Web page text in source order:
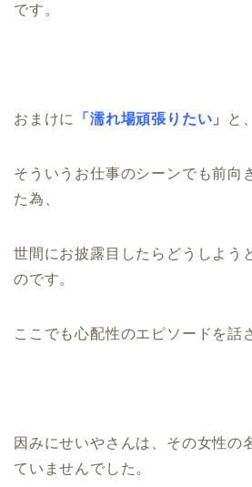
です。
おまけに 「濡れ場頑張りたい」 と、
そういうお仕事のシーンでも前向
た為、
世間にお披露目したらどうしよう
のです。
ここでも心配性のエピソードを話
因みにせいやさんは、その女性の
ていませんでした。